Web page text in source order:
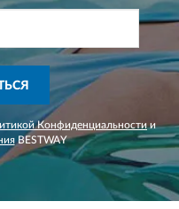
Конфиденциальности и
BESTWAY